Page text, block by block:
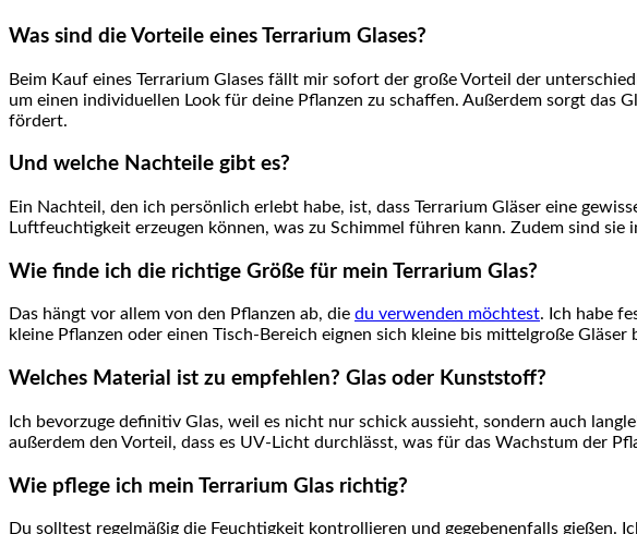
Was sind die Vorteile eines ​Terrarium⁣ Glases?
Beim Kauf eines Terrarium Glases fällt mir sofort der große Vorteil der
um einen individuellen Look⁤ für deine ‌Pflanzen ⁤zu schaffen. Außerdem sorgt‍ das
fördert.
Und welche Nachteile gibt es?
Ein Nachteil, den ich ‍persönlich erlebt habe, ist, dass Terrarium Gläser eine
Luftfeuchtigkeit‍ erzeugen können,​ was zu Schimmel führen kann. ⁣Zudem⁣ sind
Wie finde ich die richtige Größe für mein ⁢Terrarium Glas?
Das hängt vor allem von den Pflanzen ab, die du verwenden möchtest. Ich‌ habe‍
kleine Pflanzen oder einen Tisch-Bereich eignen ⁣sich kleine bis mittelgroße Gläser
Welches Material ist ⁣zu empfehlen? Glas oder Kunststoff?
Ich⁢ bevorzuge definitiv Glas, weil es nicht nur schick aussieht, sondern auch
außerdem den Vorteil, dass es ⁣UV-Licht durchlässt, was für‌ das Wachstum der
Wie pflege ich mein Terrarium Glas richtig?
Du ‍solltest regelmäßig die Feuchtigkeit kontrollieren und gegebenenfalls gießen.